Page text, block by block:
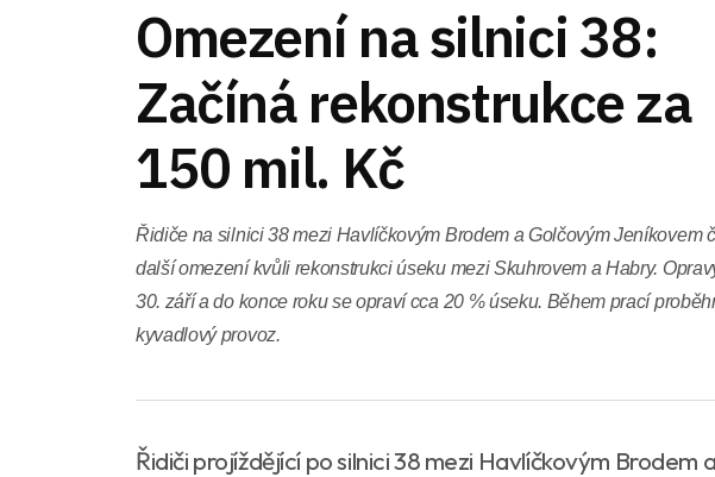
Omezení na silnici 38:
Začíná rekonstrukce za
150 mil. Kč
Řidiče na silnici 38 mezi Havlíčkovým Brodem a Golčovým Jeníkovem
další omezení kvůli rekonstrukci úseku mezi Skuhrovem a Habry.
30. září a do konce roku se opraví cca 20 % úseku. Během prací
kyvadlový provoz.
Řidiči projíždějící po silnici 38 mezi Havlíčkovým Brodem